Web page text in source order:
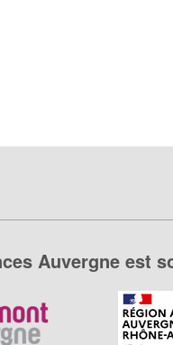
Auvergne est